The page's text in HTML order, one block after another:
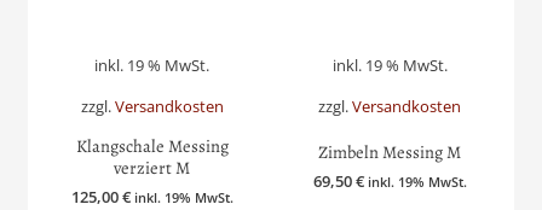
inkl. 19 % MwSt.
zzgl.Versandkosten
Klangschale Messing
verziert M
125,00€ inkl. 19% MwSt.
inkl. 19 % MwSt.
zzgl.Versandkosten
Zimbeln Messing M
69,50€ inkl. 19% MwSt.